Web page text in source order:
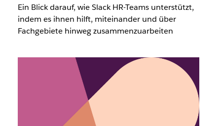
Ein Blick darauf, wie Slack HR-Teams unterstützt,
indem es ihnen hilft, miteinander und über
Fachgebiete hinweg zusammenzuarbeiten